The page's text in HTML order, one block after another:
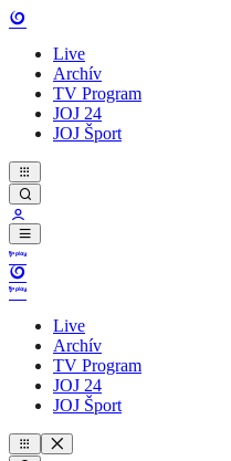
Live
Archív
TV Program
JOJ 24
JOJ Šport
Live
Archív
TV Program
JOJ 24
JOJ Šport